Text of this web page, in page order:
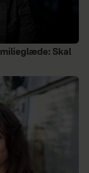
Skal